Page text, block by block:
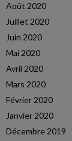
Août 2020
Juillet 2020
Juin 2020
Mai 2020
Avril 2020
Mars 2020
Février 2020
Janvier 2020
Décembre 2019